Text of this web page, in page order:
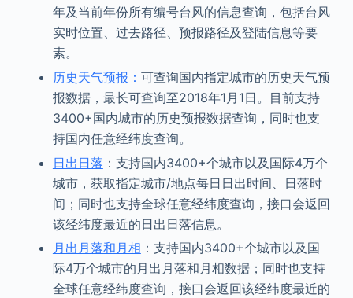
年及当前年份所有编号台风的信息查询，包括台风
实时位置、过去路径、预报路径及登陆信息等要
素。
历史天气预报： 可查询国内指定城市的历史天气预
报数据，最长可查询至2018年1月1日。目前支持
3400+国内城市的历史预报数据查询，同时也支
持国内任意经纬度查询。
日出日落 ：支持国内3400+个城市以及国际4万个
城市，获取指定城市/地点每日日出时间、日落时
间；同时也支持全球任意经纬度查询，接口会返回
该经纬度最近的日出日落信息。
月出月落和月相 ：支持国内3400+个城市以及国
际4万个城市的月出月落和月相数据；同时也支持
全球任意经纬度查询，接口会返回该经纬度最近的